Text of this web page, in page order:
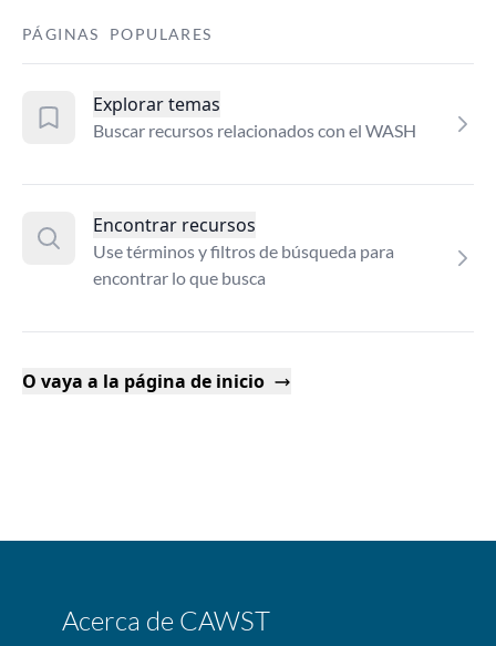
PÁGINAS POPULARES
Explorar temas
Buscar recursos relacionados con el WASH
Encontrar recursos
Use términos y filtros de búsqueda para
encontrar lo que busca
O vaya a la página de inicio
Acerca de CAWST